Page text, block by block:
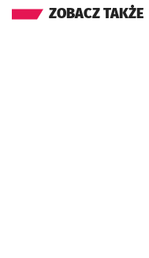
ZOBACZ TAKŻE